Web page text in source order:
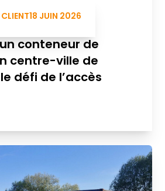
18 JUIN 2026
conteneur de
centre-ville de
défi de l’accès